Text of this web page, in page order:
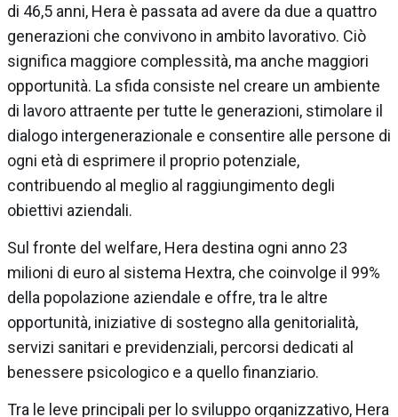
di 46,5 anni, Hera è passata ad avere da due a quattro
generazioni che convivono in ambito lavorativo. Ciò
significa maggiore complessità, ma anche maggiori
opportunità. La sfida consiste nel creare un ambiente
di lavoro attraente per tutte le generazioni, stimolare il
dialogo intergenerazionale e consentire alle persone di
ogni età di esprimere il proprio potenziale,
contribuendo al meglio al raggiungimento degli
obiettivi aziendali.
Sul fronte del welfare, Hera destina ogni anno 23
milioni di euro al sistema Hextra, che coinvolge il 99%
della popolazione aziendale e offre, tra le altre
opportunità, iniziative di sostegno alla genitorialità,
servizi sanitari e previdenziali, percorsi dedicati al
benessere psicologico e a quello finanziario.
Tra le leve principali per lo sviluppo organizzativo, Hera